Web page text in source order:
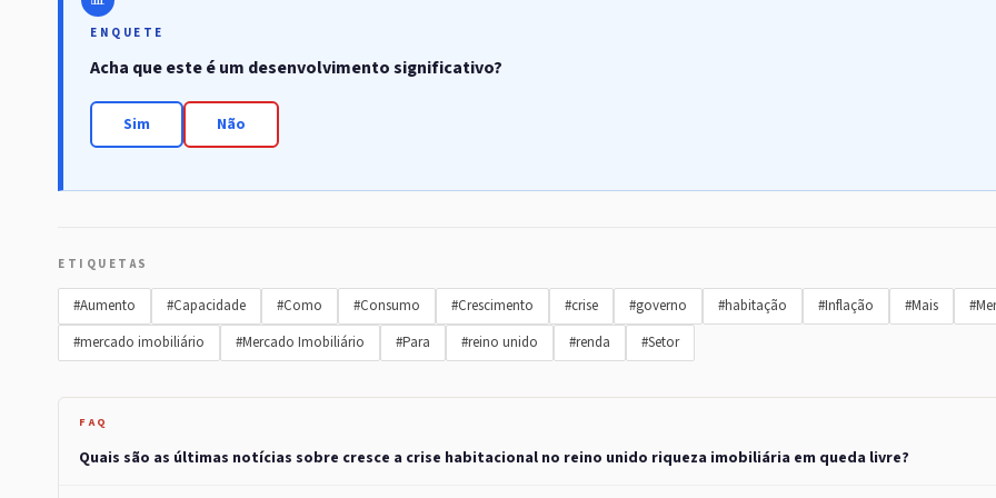
ENQUETE
Acha que este é um desenvolvimento significativo?
Sim Não
ETIQUETAS
#Aumento #Capacidade #Como #Consumo #Crescimento #crise #governo #habitação #Inflação #Mais
#mercado imobiliário
#Mercado Imobiliário #Para #reino unido #renda #Setor
FAQ
Quais são as últimas notícias sobre cresce a crise habitacional no reino unido riqueza imobiliária em queda livre?